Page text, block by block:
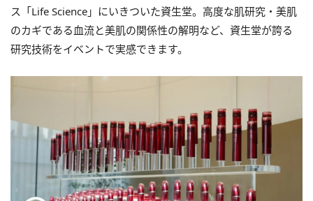
ス「Life Science」にいきついた資生堂。高度な肌研究・美肌
のカギである血流と美肌の関係性の解明など、資生堂が誇る
研究技術をイベントで実感できます。